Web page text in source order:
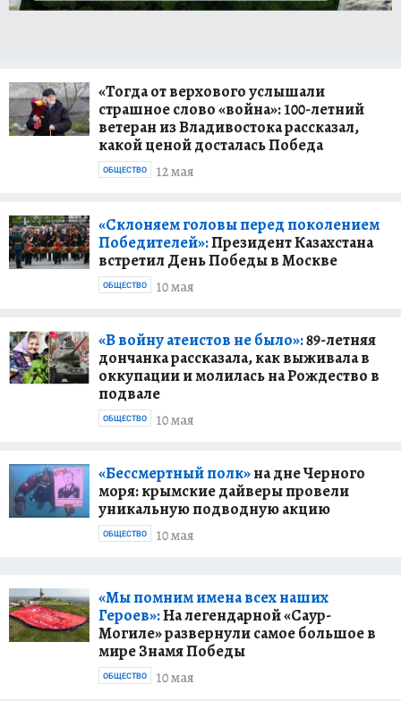
«Тогда от верхового услышали
страшное слово «война»: 100-летний
ветеран из Владивостока рассказал,
какой ценой досталась Победа
12 мая
ОБЩЕСТВО
«Склоняем головы перед поколением
Победителей»:Президент Казахстана
встретил День Победы в Москве
10 мая
ОБЩЕСТВО
«В войну атеистов не было»:89-летняя
дончанка рассказала, как выживала в
оккупации и молилась на Рождество в
подвале
10 мая
ОБЩЕСТВО
«Бессмертный полк»на дне Черного
моря: крымские дайверы провели
уникальную подводную акцию
10 мая
ОБЩЕСТВО
«Мы помним имена всех наших
Героев»:На легендарной «Саур-
Могиле» развернули самое большое в
мире Знамя Победы
10 мая
ОБЩЕСТВО